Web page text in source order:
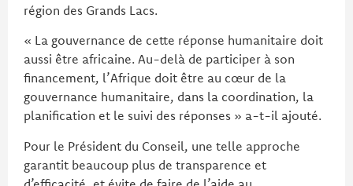
région des Grands Lacs.
« La gouvernance de cette réponse humanitaire doit
aussi être africaine. Au-delà de participer à son
financement, l’Afrique doit être au cœur de la
gouvernance humanitaire, dans la coordination, la
planification et le suivi des réponses » a-t-il ajouté.
Pour le Président du Conseil, une telle approche
garantit beaucoup plus de transparence et